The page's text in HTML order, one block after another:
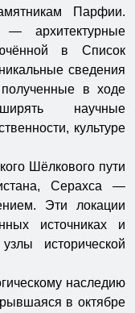
Парфии.
архитектурные
в Список
сведения
в ходе
научные
культуре
Шёлкового пути
Серахса —
Эти локации
источниках и
исторической
наследию
в октябре